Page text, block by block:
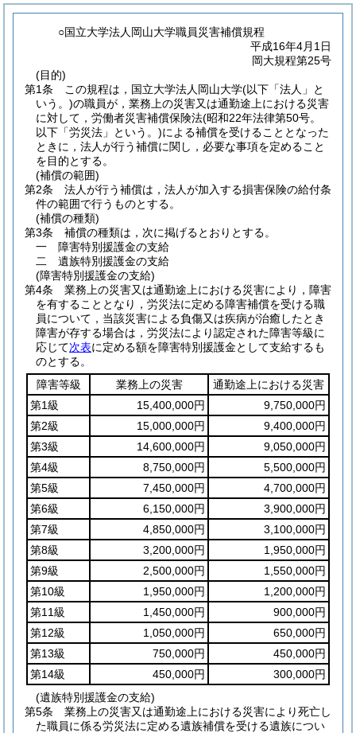
○国立大学法人岡山大学職員災害補償規程
平成16年4月1日
岡大規程第25号
(目的)
第1条
この規程は，国立大学法人岡山大学(以下「法人」と
いう。)の職員が，業務上の災害又は通勤途上における災害
に対して，労働者災害補償保険法(昭和22年法律第50号。
以下「労災法」という。)による補償を受けることとなった
ときに，法人が行う補償に関し，必要な事項を定めること
を目的とする。
(補償の範囲)
第2条
法人が行う補償は，法人が加入する損害保険の給付条
件の範囲で行うものとする。
(補償の種類)
第3条
補償の種類は，次に掲げるとおりとする。
一
障害特別援護金の支給
二
遺族特別援護金の支給
(障害特別援護金の支給)
第4条
業務上の災害又は通勤途上における災害により，障害
を有することとなり，労災法に定める障害補償を受ける職
員について，当該災害による負傷又は疾病が治癒したとき
障害が存する場合は，労災法により認定された障害等級に
応じて次表に定める額を障害特別援護金として支給するも
のとする。
障害等級
業務上の災害
通勤途上における災害
第1級
15,400,000円
9,750,000円
第2級
15,000,000円
9,400,000円
第3級
14,600,000円
9,050,000円
第4級
8,750,000円
5,500,000円
第5級
7,450,000円
4,700,000円
第6級
6,150,000円
3,900,000円
第7級
4,850,000円
3,100,000円
第8級
3,200,000円
1,950,000円
第9級
2,500,000円
1,550,000円
第10級
1,950,000円
1,200,000円
第11級
1,450,000円
900,000円
第12級
1,050,000円
650,000円
第13級
750,000円
450,000円
第14級
450,000円
300,000円
(遺族特別援護金の支給)
第5条
業務上の災害又は通勤途上における災害により死亡し
た職員に係る労災法に定める遺族補償を受ける遺族につい